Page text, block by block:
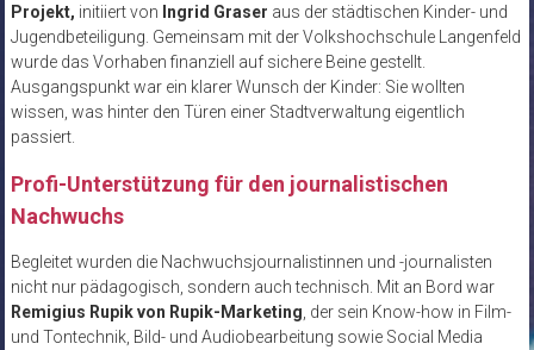
Projekt, initiiert von Ingrid Graser aus der städtischen Kinder- und
Jugendbeteiligung. Gemeinsam mit der Volkshochschule Langenfeld
wurde das Vorhaben finanziell auf sichere Beine gestellt.
Ausgangspunkt war ein klarer Wunsch der Kinder: Sie wollten
wissen, was hinter den Türen einer Stadtverwaltung eigentlich
passiert.
Profi-Unterstützung für den journalistischen
Nachwuchs
Begleitet wurden die Nachwuchsjournalistinnen und -journalisten
nicht nur pädagogisch, sondern auch technisch. Mit an Bord war
Remigius Rupik von Rupik-Marketing , der sein Know-how in Film-
und Tontechnik, Bild- und Audiobearbeitung sowie Social Media